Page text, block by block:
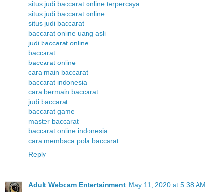
situs judi baccarat online terpercaya
situs judi baccarat online
situs judi baccarat
baccarat online uang asli
judi baccarat online
baccarat
baccarat online
cara main baccarat
baccarat indonesia
cara bermain baccarat
judi baccarat
baccarat game
master baccarat
baccarat online indonesia
cara membaca pola baccarat
Reply
Adult Webcam Entertainment May 11, 2020 at 5:38 AM